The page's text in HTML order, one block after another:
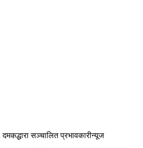
दमकद्धारा सञ्चालित प्रभावकारीन्यूज